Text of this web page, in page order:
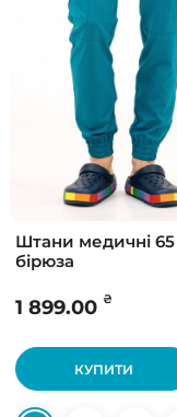
Штани медичні
бірюза
1 899.00 ₴
КУПИТИ